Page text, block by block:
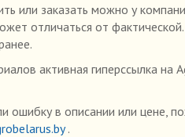
или заказать можно у
отличаться от
активная гиперссылка на
ошибку в описании или цене,
.